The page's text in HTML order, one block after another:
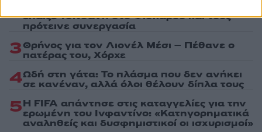
έπαιζε Τσιτσάνη στο Φισκάρδο και τους
πρότεινε συνεργασία
3Θρήνος για τον Λιονέλ Μέσι – Πέθανε ο
πατέρας του, Χόρχε
4Ωδή στη γάτα: Το πλάσμα που δεν ανήκει
σε κανέναν, αλλά όλοι θέλουν δίπλα τους
5Η FIFA απάντησε στις καταγγελίες για την
ερωμένη του Ινφαντίνο: «Κατηγορηματικά
αναληθείς και δυσφημιστικοί οι ισχυρισμοί»